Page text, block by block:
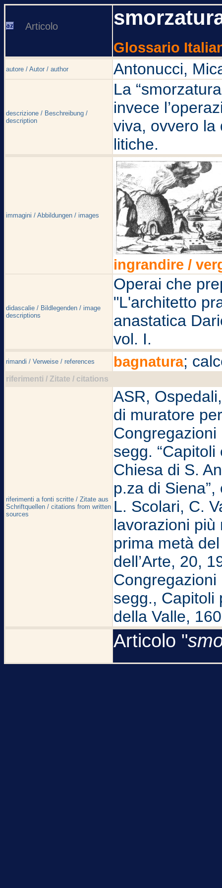
Articolo
Glossario
autore / Autor / author Antonucci,
descrizione / Beschreibung /
description
La
invece
viva, ovvero la
litiche.
immagini / Abbildungen / images
ingrandire /
didascalie / Bildlegenden / image
descriptions
Operai che
"L'architetto
anastatica
vol. I.
rimandi / Verweise / references bagnatura;
riferimenti / Zitate / citations
riferimenti a fonti scritte / Zitate aus
Schriftquellen / citations from written
sources
ASR,
di muratore
segg.
Chiesa di S.
p.za di
L. Scolari, C.
lavorazioni
prima metà
dell’Arte, 20,
segg., Capitoli
della Valle,
Articolo "